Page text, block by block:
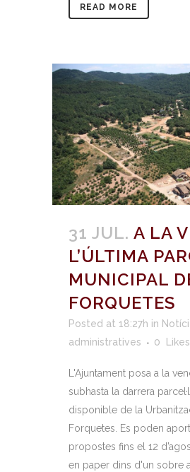
READ MORE
31 JUL. A LA
L’ÚLTIMA
MUNICIPAL
FORQUETES
Posted at 18:27h in
administratives
0 Likes
L'Ajuntament posa a la
subhasta la darrera
disponible de la
Forquetes. Es poden
propostes fins el 12
en paper dins d'un sobre a